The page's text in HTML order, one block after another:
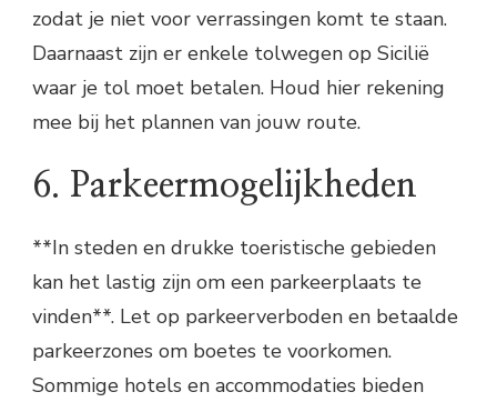
zodat je niet voor verrassingen komt te staan.
Daarnaast zijn er enkele tolwegen op Sicilië
waar je tol moet betalen. Houd hier rekening
mee bij het plannen van jouw route.
6. Parkeermogelijkheden
**In steden en drukke toeristische gebieden
kan het lastig zijn om een parkeerplaats te
vinden**. Let op parkeerverboden en betaalde
parkeerzones om boetes te voorkomen.
Sommige hotels en accommodaties bieden